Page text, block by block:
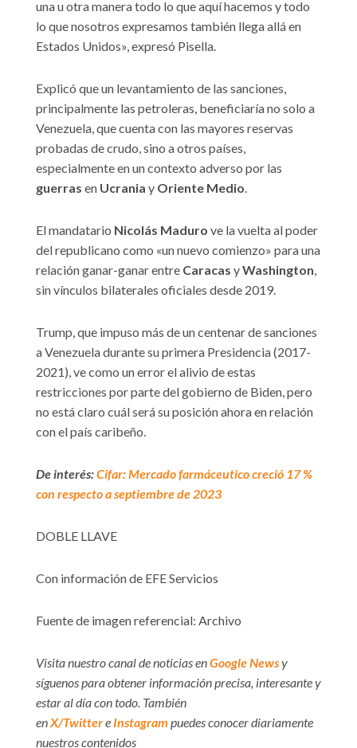
una u otra manera todo lo que aquí hacemos y todo
lo que nosotros expresamos también llega allá en
Estados Unidos», expresó Pisella.
Explicó que un levantamiento de las sanciones,
principalmente las petroleras, beneficiaría no solo a
Venezuela, que cuenta con las mayores reservas
probadas de crudo, sino a otros países,
especialmente en un contexto adverso por las
guerras en Ucrania y Oriente Medio.
El mandatario Nicolás Maduro ve la vuelta al poder
del republicano como «un nuevo comienzo» para una
relación ganar-ganar entre Caracas yWashington,
sin vínculos bilaterales oficiales desde 2019.
Trump, que impuso más de un centenar de sanciones
a Venezuela durante su primera Presidencia (2017-
2021), ve como un error el alivio de estas
restricciones por parte del gobierno de Biden, pero
no está claro cuál será su posición ahora en relación
con el país caribeño.
De interés:Cifar: Mercado farmáceutico creció 17 %
con respecto a septiembre de 2023
DOBLE LLAVE
Con información de EFE Servicios
Fuente de imagen referencial: Archivo
Visita nuestro canal de noticias enGoogle Newsy
síguenos para obtener información precisa, interesante y
estar al día con todo. También
enX/Twittere Instagram puedes conocer diariamente
nuestros contenidos